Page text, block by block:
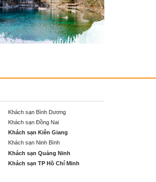
Khách sạn Bình Dương
Khách sạn Đồng Nai
Khách sạn Kiên Giang
Khách sạn Ninh Bình
Khách sạn Quảng Ninh
Khách sạn TP Hồ Chí Minh